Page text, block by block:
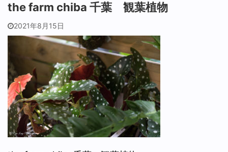
the farm chiba 千葉 観葉植物
2021年8月15日